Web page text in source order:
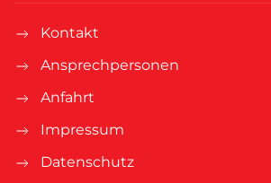
Kontakt
Ansprechpersonen
Anfahrt
Impressum
Datenschutz